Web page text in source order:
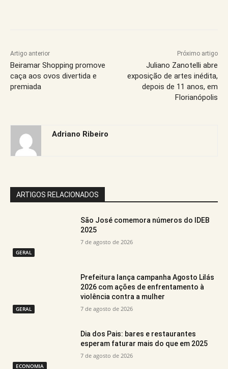
Artigo anterior
Beiramar Shopping promove
caça aos ovos divertida e
premiada
Próximo artigo
Juliano Zanotelli abre
exposição de artes inédita,
depois de 11 anos, em
Florianópolis
Adriano Ribeiro
ARTIGOS RELACIONADOS
GERAL
São José comemora números do IDEB
2025
7 de agosto de 2026
GERAL
Prefeitura lança campanha Agosto Lilás
2026 com ações de enfrentamento à
violência contra a mulher
7 de agosto de 2026
ECONOMIA
Dia dos Pais: bares e restaurantes
esperam faturar mais do que em 2025
7 de agosto de 2026